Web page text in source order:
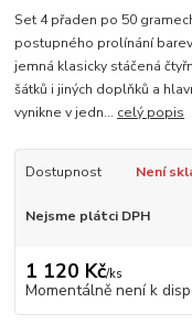
Set 4 přaden po 50
postupného prolínání
jemná klasicky stáčená
šátků i jiných doplňků a
vynikne v jedn... celý popis
Dostupnost Není
Nejsme plátci DPH
1 120 Kč/ks
Momentálně není k